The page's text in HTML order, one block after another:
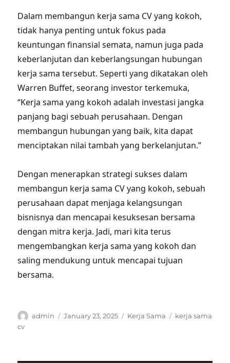
Dalam membangun kerja sama CV yang kokoh,
tidak hanya penting untuk fokus pada
keuntungan finansial semata, namun juga pada
keberlanjutan dan keberlangsungan hubungan
kerja sama tersebut. Seperti yang dikatakan oleh
Warren Buffet, seorang investor terkemuka,
“Kerja sama yang kokoh adalah investasi jangka
panjang bagi sebuah perusahaan. Dengan
membangun hubungan yang baik, kita dapat
menciptakan nilai tambah yang berkelanjutan.”
Dengan menerapkan strategi sukses dalam
membangun kerja sama CV yang kokoh, sebuah
perusahaan dapat menjaga kelangsungan
bisnisnya dan mencapai kesuksesan bersama
dengan mitra kerja. Jadi, mari kita terus
mengembangkan kerja sama yang kokoh dan
saling mendukung untuk mencapai tujuan
bersama.
Author
admin
Posted
January 23, 2025 Categories
Kerja Sama Tags
kerja sama
cv